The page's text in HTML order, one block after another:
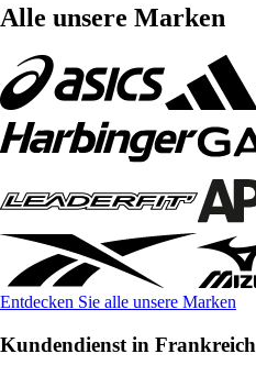
Alle unsere Marken
Entdecken Sie alle unsere Marken
Kundendienst in Frankreich